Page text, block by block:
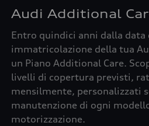
Audi Additional
Entro quindici anni dalla data
immatricolazione della tua
un Piano Additional Care.
livelli di copertura previsti,
mensilmente, personalizzati
manutenzione di ogni
motorizzazione.